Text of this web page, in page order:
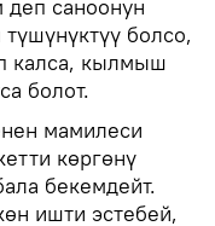
саноонун
болсо,
калса, кылмыш
болот.
мамилеси
көргөнү
бекемдейт.
ишти эстебей,